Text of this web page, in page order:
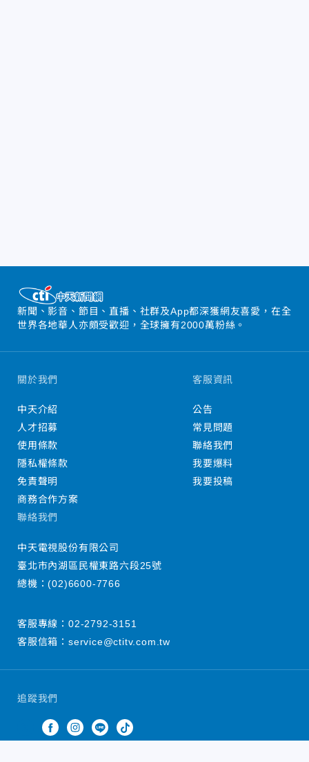
新聞、影音、節目、直播、社群及App都深獲網友喜愛，在全
世界各地華人亦頗受歡迎，全球擁有2000萬粉絲。
追蹤我們
關於我們
中天介紹
人才招募
使用條款
隱私權條款
免責聲明
商務合作方案
客服資訊
公告
常見問題
聯絡我們
我要爆料
我要投稿
聯絡我們
中天電視股份有限公司
臺北市內湖區民權東路六段25號
總機：(02)6600-7766
客服專線： 02-2792-3151
客服信箱： service@ctitv.com.tw